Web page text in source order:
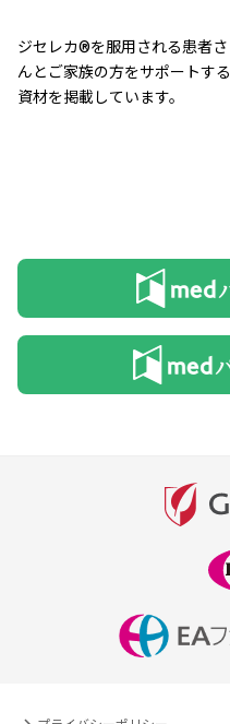
ジセレカ®を服用される患者さ
んとご家族の方をサポートする
資材を掲載しています。